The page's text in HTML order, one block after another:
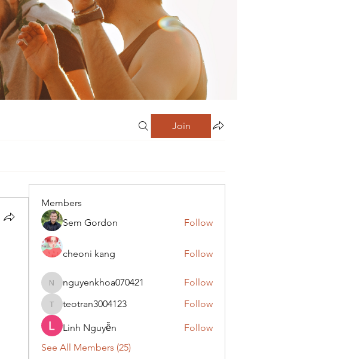
Join
Members
Sem Gordon
Follow
cheoni kang Follow
nguyenkhoa070421
nguyenkhoa070421 Follow
teotran3004123
teotran3004123 Follow
Linh Nguyễn
Follow
See All Members (25)